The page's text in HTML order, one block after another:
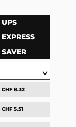
UPS
EXPRESS
SAVER
∨
CHF 8.32
CHF 5.51